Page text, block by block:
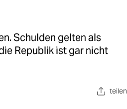
Schulden gelten als
Republik ist gar nicht
teilen